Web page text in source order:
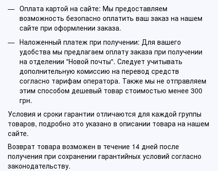
Оплата картой на сайте: Мы предоставляем
возможность безопасно оплатить ваш заказ на нашем
сайте при оформлении заказа.
Наложенный платеж при получении: Для вашего
удобства мы предлагаем оплату заказа при получении
на отделении "Новой почты". Следует учитывать
дополнительную комиссию на перевод средств
согласно тарифам оператора. Также мы не отправляем
этим способом дешевый товар стоимостью менее 300
грн.
Условия и сроки гарантии отличаются для каждой группы
товаров, подробно это указано в описании товара на нашем
сайте.
Возврат товара возможен в течение 14 дней после
получения при сохранении гарантийных условий согласно
законодательству.